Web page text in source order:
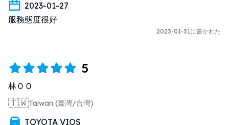
2023-01-27
服務態度很好
2023-01-31に書かれた
5
林ＯＯ
🇹🇼Taiwan (臺灣/台灣)
TOYOTA VIOS